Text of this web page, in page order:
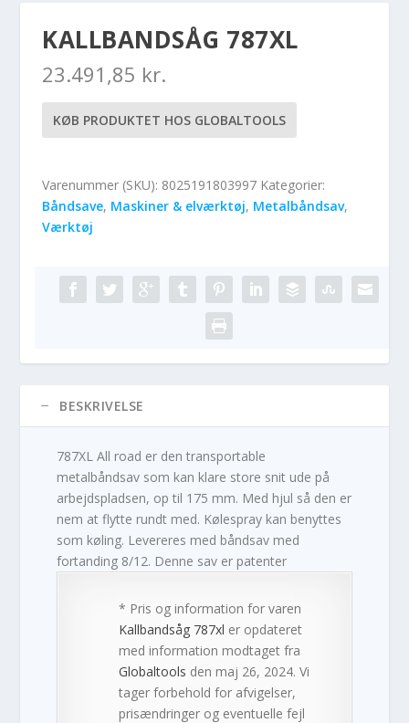
KALLBANDSÅG 787XL
23.491,85 kr.
KØB PRODUKTET HOS GLOBALTOOLS
Varenummer (SKU): 8025191803997 Kategorier:
Båndsave, Maskiner & elværktøj, Metalbåndsav,
Værktøj
BESKRIVELSE
787XL All road er den transportable
metalbåndsav som kan klare store snit ude på
arbejdspladsen, op til 175 mm. Med hjul så den er
nem at flytte rundt med. Kølespray kan benyttes
som køling. Levereres med båndsav med
fortanding 8/12. Denne sav er patenter
* Pris og information for varen
Kallbandsåg 787xl er opdateret
med information modtaget fra
Globaltools den maj 26, 2024. Vi
tager forbehold for afvigelser,
prisændringer og eventuelle fejl